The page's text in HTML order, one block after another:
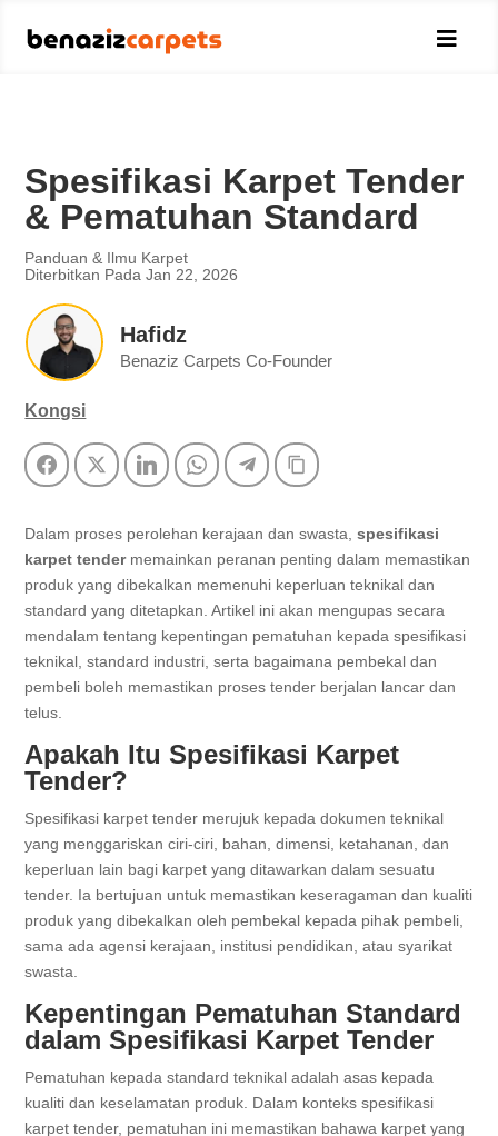

Spesifikasi Karpet Tender
& Pematuhan Standard
Panduan & Ilmu Karpet
Diterbitkan Pada Jan 22, 2026
Hafidz
Benaziz Carpets Co-Founder
Kongsi
FacebookTwitter LinkedInWhatsAppTelegramCopy Link
Dalam proses perolehan kerajaan dan swasta,spesifikasi
karpet tendermemainkan peranan penting dalam memastikan
produk yang dibekalkan memenuhi keperluan teknikal dan
standard yang ditetapkan. Artikel ini akan mengupas secara
mendalam tentang kepentingan pematuhan kepada spesifikasi
teknikal, standard industri, serta bagaimana pembekal dan
pembeli boleh memastikan proses tender berjalan lancar dan
telus.
Apakah Itu Spesifikasi Karpet
Tender?
Spesifikasi karpet tender merujuk kepada dokumen teknikal
yang menggariskan ciri-ciri, bahan, dimensi, ketahanan, dan
keperluan lain bagi karpet yang ditawarkan dalam sesuatu
tender. Ia bertujuan untuk memastikan keseragaman dan kualiti
produk yang dibekalkan oleh pembekal kepada pihak pembeli,
sama ada agensi kerajaan, institusi pendidikan, atau syarikat
swasta.
Kepentingan Pematuhan Standard
dalam Spesifikasi Karpet Tender
Pematuhan kepada standard teknikal adalah asas kepada
kualiti dan keselamatan produk. Dalam konteks spesifikasi
karpet tender, pematuhan ini memastikan bahawa karpet yang